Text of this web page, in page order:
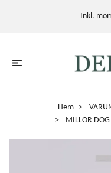
Inkl.
Hem
MILLOR